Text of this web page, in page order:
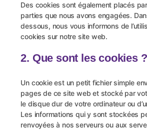
Des cookies sont également placés
parties que nous avons engagées.
dessous, nous vous informons de
cookies sur notre site web.
2. Que sont les cookies ?
Un cookie est un petit fichier simple
pages de ce site web et stocké par
le disque dur de votre ordinateur ou
Les informations qui y sont stockées
renvoyées à nos serveurs ou aux